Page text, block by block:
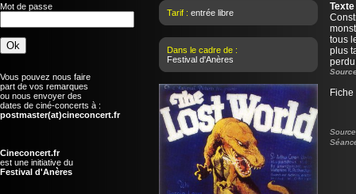
Mot de passe
Vous pouvez nous faire
part de vos remarques
ou nous envoyer des
dates de ciné-concerts à :
postmaster(at)cineconcert.fr
Cineconcert.fr
est une initiative du
Festival d'Anères
Tarif : entrée libre
Dans le cadre de :
Festival d'Anères
tous
plus